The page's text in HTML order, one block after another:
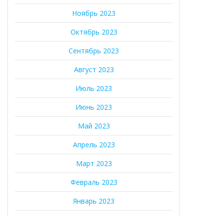
Ноябрь 2023
Октябрь 2023
Сентябрь 2023
Август 2023
Июль 2023
Июнь 2023
Май 2023
Апрель 2023
Март 2023
Февраль 2023
Январь 2023